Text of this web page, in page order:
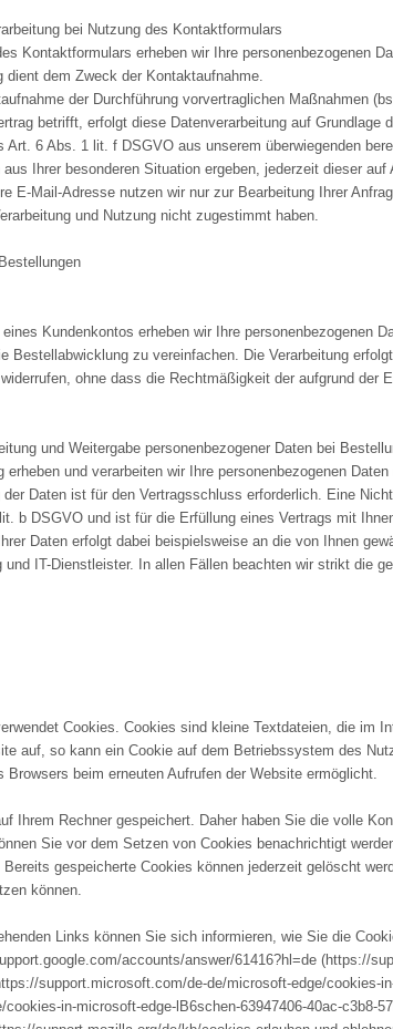
bei Nutzung des Kontaktformulars
Kontaktformulars erheben wir Ihre personenbezogenen
dient dem Zweck der Kontaktaufnahme.
der Durchführung vorvertraglichen Maßnahmen
betrifft, erfolgt diese Datenverarbeitung auf
Art. 6 Abs. 1 lit. f DSGVO aus unserem überwiegenden
Ihrer besonderen Situation ergeben, jederzeit dieser
E-Mail-Adresse nutzen wir nur zur Bearbeitung Ihrer
und Nutzung nicht zugestimmt haben.
Kundenkontos erheben wir Ihre personenbezogenen
Bestellabwicklung zu vereinfachen. Die Verarbeitung
ohne dass die Rechtmäßigkeit der aufgrund
und Weitergabe personenbezogener Daten bei
erheben und verarbeiten wir Ihre personenbezogenen
der Daten ist für den Vertragsschluss erforderlich. Eine
b DSGVO und ist für die Erfüllung eines Vertrags mit
Daten erfolgt dabei beispielsweise an die von Ihnen
und IT-Dienstleister. In allen Fällen beachten wir strikt die
Cookies. Cookies sind kleine Textdateien, die im
auf, so kann ein Cookie auf dem Betriebssystem des
Browsers beim erneuten Aufrufen der Website ermöglicht.
Ihrem Rechner gespeichert. Daher haben Sie die volle
Sie vor dem Setzen von Cookies benachrichtigt
Bereits gespeicherte Cookies können jederzeit gelöscht
können.
Links können Sie sich informieren, wie Sie die
accounts/answer/61416?hl=de (https://
support.microsoft.com/de-de/microsoft-edge/cookies-
in-microsoft-edge-lB6schen-63947406-40ac-c3b8-